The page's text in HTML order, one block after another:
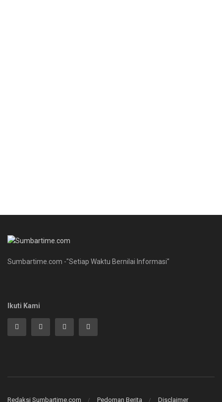
Sumbartime.com -"Setiap Waktu Bernilai Informasi"
Ikuti Kami
Redaksi Sumbartime.com Pedoman Berita Disclaimer